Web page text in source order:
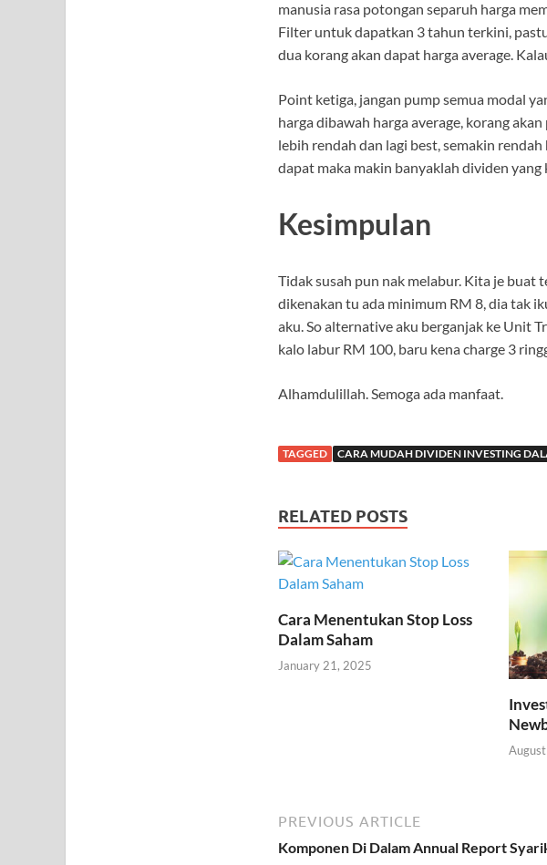
manusia rasa potongan separuh harga
Filter untuk dapatkan 3 tahun terkini,
dua korang akan dapat harga average.
Point ketiga, jangan pump semua modal
harga dibawah harga average, korang
lebih rendah dan lagi best, semakin
dapat maka makin banyaklah dividen
Kesimpulan
Tidak susah pun nak melabur. Kita je buat
dikenakan tu ada minimum RM 8, dia tak
aku. So alternative aku berganjak ke Unit
kalo labur RM 100, baru kena charge 3
Alhamdulillah. Semoga ada manfaat.
TAGGED CARA MUDAH DIVIDEN INVESTING
RELATED POSTS
Cara Menentukan Stop Loss
Dalam Saham
January 21, 2025
PREVIOUS ARTICLE
Komponen Di Dalam Annual Report